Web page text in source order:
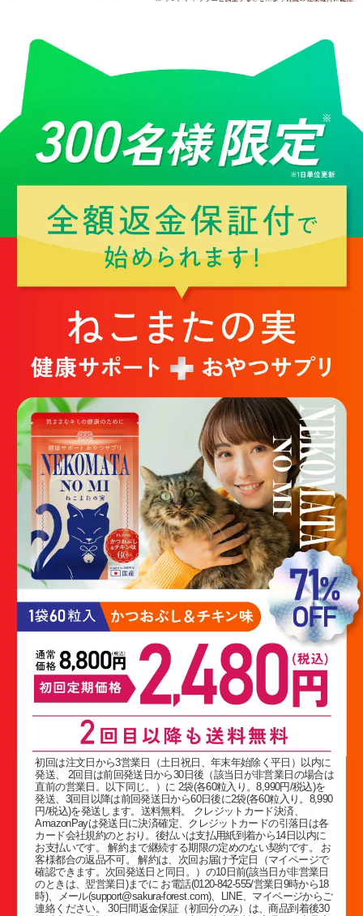
初回は注文日から3営業日（土日祝日、年末年始除く平日）以内に
発送、 2回目は前回発送日から30日後（該当日が非営業日の場合は
直前の営業日。以下同じ。）に 2袋(各60粒入り。8,990円/税込)を
発送、3回目以降は前回発送日から60日後に2袋(各60粒入り。8,990
円/税込)を発送します。送料無料。 クレジットカード決済、
AmazonPayは発送日に決済確定、クレジットカードの引落日は各
カード会社規約のとおり。後払いは支払用紙到着から14日以内に
お支払いです。 解約まで継続する期限の定めのない契約です。 お
客様都合の返品不可。 解約は、次回お届け予定日（マイページで
確認できます。次回発送日と同日。）の10日前(該当日が非営業日
のときは、翌営業日)までに お電話(0120-842-555/営業日9時から18
時)、メール(support@sakura-forest.com)、LINE、マイページからご
連絡ください。 30日間返金保証（初回分のみ）は、商品到着後30